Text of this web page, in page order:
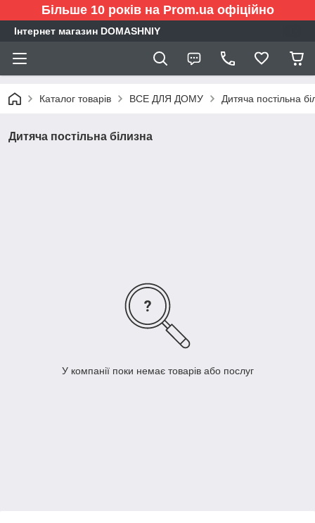
Більше 10 років на Prom.ua офіційно
Інтернет магазин DOMASHNIY
Каталог товарів ВСЕ ДЛЯ ДОМУ Дитяча постільна
Дитяча постільна білизна
У компанії поки немає товарів або послуг